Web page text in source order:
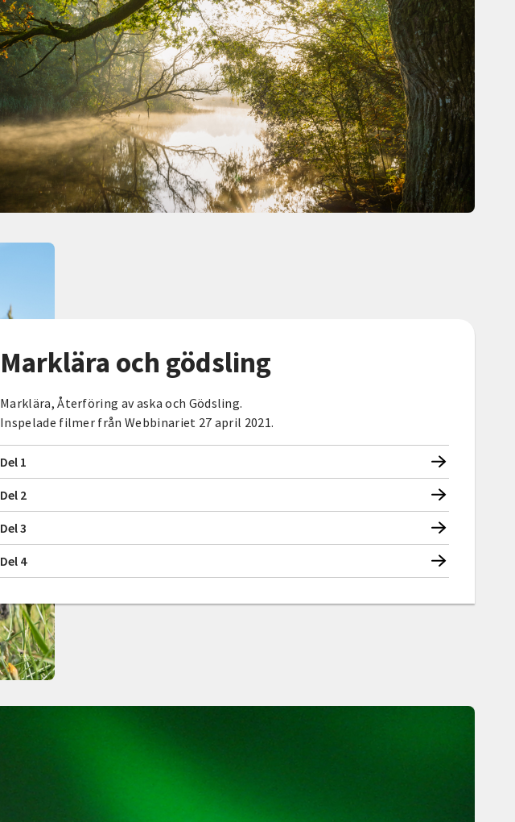
Marklära och gödsling
Marklära, Återföring av aska och Gödsling.
Inspelade filmer från Webbinariet 27 april 2021.
Del 1
Del 2
Del 3
Del 4